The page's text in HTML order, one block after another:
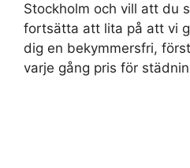
Stockholm och vill att du
fortsätta att lita på att vi
dig en bekymmersfri,
varje gång pris för